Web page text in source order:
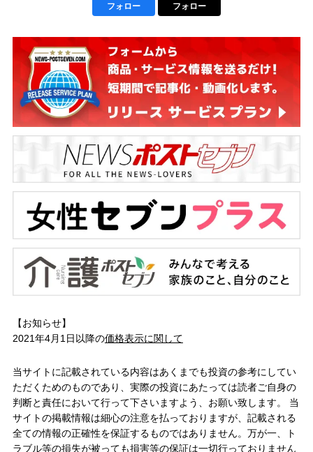
フォロー フォロー
【お知らせ】
2021年4月1日以降の価格表示に関して
当サイトに記載されている内容はあくまでも投資の参考にしてい
ただくためのものであり、実際の投資にあたっては読者ご自身の
判断と責任において行って下さいますよう、お願い致します。 当
サイトの掲載情報は細心の注意を払っておりますが、記載される
全ての情報の正確性を保証するものではありません。万が一、ト
ラブル等の損失が被っても損害等の保証は一切行っておりません